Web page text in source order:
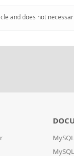
and does not